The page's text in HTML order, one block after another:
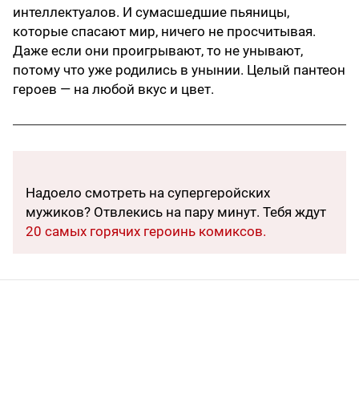
интеллектуалов. И сумасшедшие пьяницы,
которые спасают мир, ничего не просчитывая.
Даже если они проигрывают, то не унывают,
потому что уже родились в унынии. Целый пантеон
героев — на любой вкус и цвет.
Надоело смотреть на супергеройских
мужиков? Отвлекись на пару минут. Тебя ждут
20 самых горячих героинь комиксов.